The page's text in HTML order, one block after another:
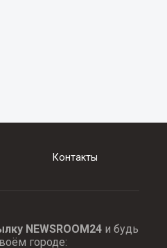
Контакты
NEWSROOM24и будь
городе: